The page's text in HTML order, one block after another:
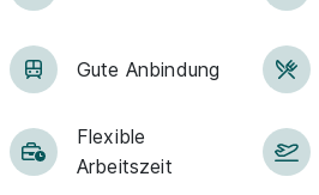
Gute An­bin­dung
Flexible
Arbeitszeit